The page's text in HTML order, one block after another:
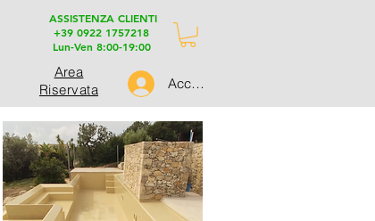
ASSISTENZA CLIENTI
+39 0922 1757218
Lun-Ven 8:00-19:00
Area
Riservata
Accedi